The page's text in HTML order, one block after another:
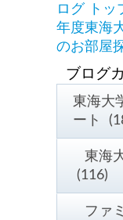
ログ トッ
年度東海
のお部屋
東海大
ート
東海
(116)
ファ